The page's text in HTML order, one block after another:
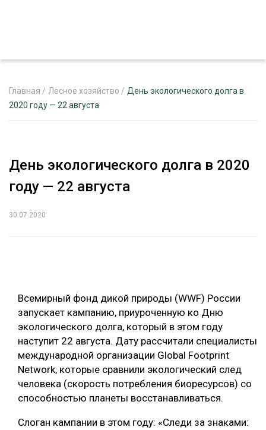
РЕКЛАМОДАТЕЛЯМ
ЛЕСНОЕ ХОЗЯЙСТВО
ЦИФРОВАЯ СРЕДА
БИОЭНЕРГЕТИКА
ЛЕСОВОССТАНОВЛЕНИЕ И ЗАЩИТА
ЛОГИСТИКА
ПРОИЗВОДСТВО ДРЕВЕСНЫХ ПЛИТ
ТЕМАТИЧЕСКИЕ ПРОЕКТЫ
ПОДБОРКИ СТАТЕЙ
Главная / Лесное хозяйство / День экологического долга в
2020 году — 22 августа
День экологического долга в 2020
году — 22 августа
30.07.2020
Всемирный фонд дикой природы (WWF) России
запускает кампанию, приуроченную ко Дню
экологического долга, который в этом году
наступит 22 августа. Дату рассчитали специалисты
международной организации Global Footprint
Network, которые сравнили экологический след
человека (скорость потребления биоресурсов) со
способностью планеты восстанавливаться.
Слоган кампании в этом году: «Следи за знаками: